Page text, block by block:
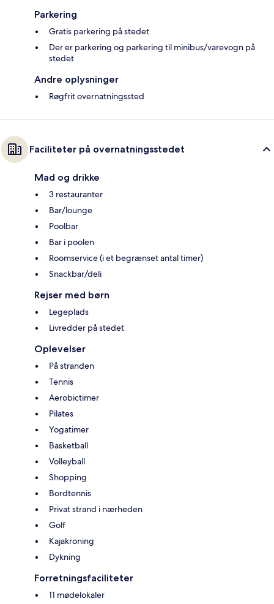
Parkering
Gratis parkering på stedet
Der er parkering og parkering til minibus/varevogn på
stedet
Andre oplysninger
Røgfrit overnatningssted
Faciliteter på overnatningsstedet
Mad og drikke
3 restauranter
Bar/lounge
Poolbar
Bar i poolen
Roomservice (i et begrænset antal timer)
Snackbar/deli
Rejser med børn
Legeplads
Livredder på stedet
Oplevelser
På stranden
Tennis
Aerobictimer
Pilates
Yogatimer
Basketball
Volleyball
Shopping
Bordtennis
Privat strand i nærheden
Golf
Kajakroning
Dykning
Forretningsfaciliteter
11 mødelokaler